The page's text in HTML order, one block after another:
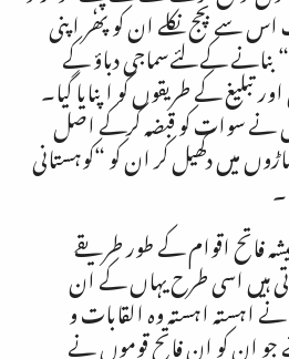
اس سے بچج نکلے ان کو پھر اپنی
کے لئےسماجی دباؤ کے
کے طریقوں کو اپنایا گیا۔
سوات کو قبضہ کرکے اصل
میں دکھیل کر ان کو “کوہستانی
فاتح اقوام کے طور طریقے
ہیں اسی طرح یہاں کے ان
اہستہ اہستہ وہ القابات و
ان کو ان فاتح قوموں نے